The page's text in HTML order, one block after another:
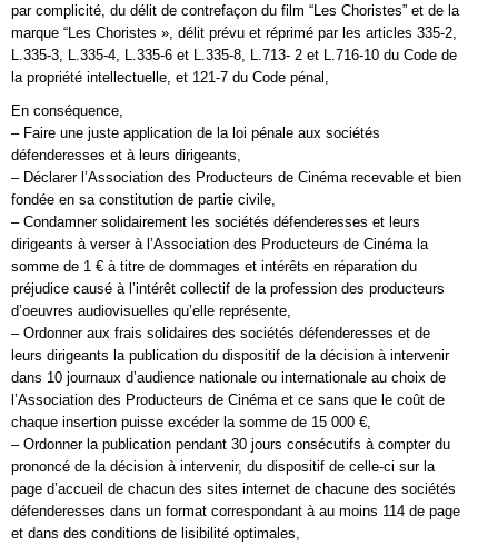
par complicité, du délit de contrefaçon du film “Les Choristes” et de la
marque “Les Choristes », délit prévu et réprimé par les articles 335-2,
L.335-3, L.335-4, L.335-6 et L.335-8, L.713- 2 et L.716-10 du Code de
la propriété intellectuelle, et 121-7 du Code pénal,
En conséquence,
– Faire une juste application de la loi pénale aux sociétés
défenderesses et à leurs dirigeants,
– Déclarer l’Association des Producteurs de Cinéma recevable et bien
fondée en sa constitution de partie civile,
– Condamner solidairement les sociétés défenderesses et leurs
dirigeants à verser à l’Association des Producteurs de Cinéma la
somme de 1 € à titre de dommages et intérêts en réparation du
préjudice causé à l’intérêt collectif de la profession des producteurs
d’oeuvres audiovisuelles qu’elle représente,
– Ordonner aux frais solidaires des sociétés défenderesses et de
leurs dirigeants la publication du dispositif de la décision à intervenir
dans 10 journaux d’audience nationale ou internationale au choix de
l’Association des Producteurs de Cinéma et ce sans que le coût de
chaque insertion puisse excéder la somme de 15 000 €,
– Ordonner la publication pendant 30 jours consécutifs à compter du
prononcé de la décision à intervenir, du dispositif de celle-ci sur la
page d’accueil de chacun des sites internet de chacune des sociétés
défenderesses dans un format correspondant à au moins 114 de page
et dans des conditions de lisibilité optimales,